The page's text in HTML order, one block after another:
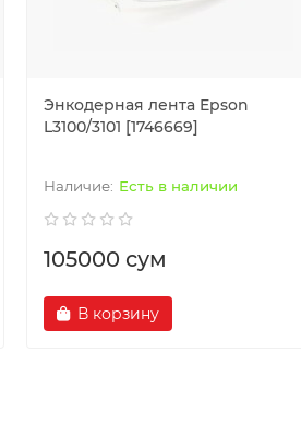
Энкодерная лента Epson
L3100/3101 [1746669]
Есть в наличии
105000 сум
В корзину